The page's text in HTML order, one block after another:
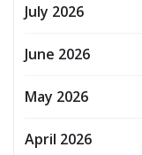
July 2026
June 2026
May 2026
April 2026